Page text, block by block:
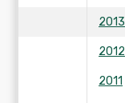
2013
2012
2011